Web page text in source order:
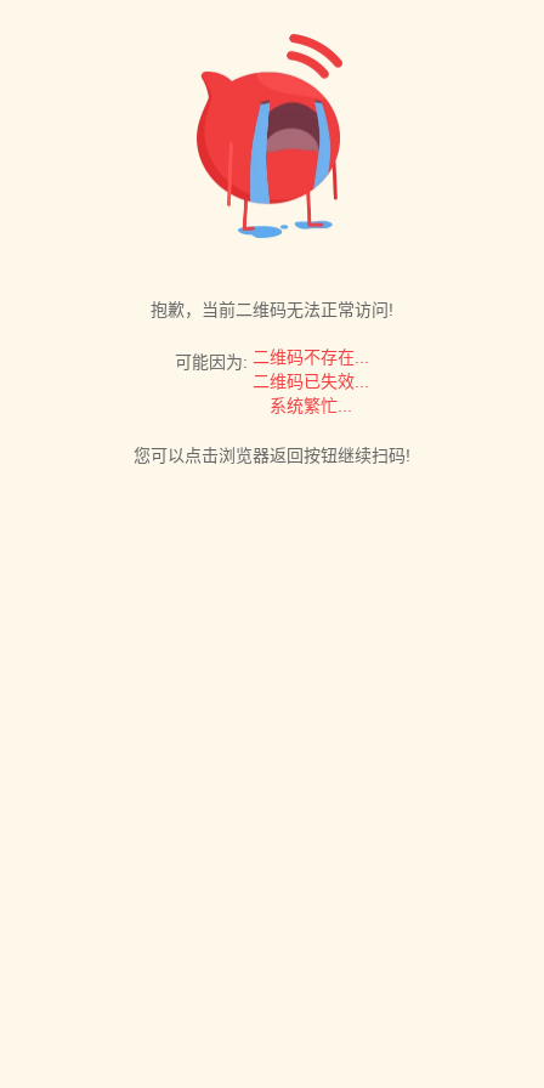
抱歉，当前二维码无法正常访问!
可能因为: 二维码不存在...
二维码已失效...
系统繁忙...
您可以点击浏览器返回按钮继续扫码!